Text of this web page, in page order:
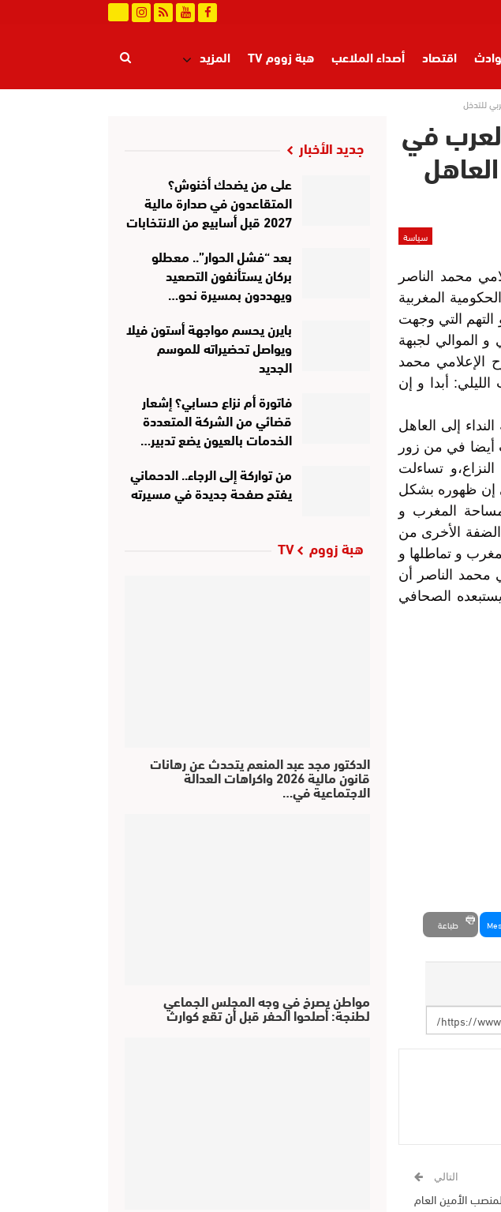
اقتصاد أصداء الملاعب هبة زووم TV المزيد
للتدخل
في
سياسة
محمد الناصر
المغربية
التي وجهت
و الموالي لجبهة
الإعلامي محمد
أبدا و إن
إلى العاهل
أيضا في من زور
تساءلت
إن ظهوره بشكل
التي تشكل 48 في المئة من مساحة المغرب و
الأخرى من
و تماطلها و
محمد الناصر أن
الصحافي
طباعة
التالي
الأمين العام
جديد الأخبار
على من يضحك أخنوش؟
المتقاعدون في صدارة مالية
2027 قبل أسابيع من الانتخابات
بعد “فشل الحوار”.. معطلو
بركان يستأنفون التصعيد
ويهددون بمسيرة نحو…
بايرن يحسم مواجهة أستون فيلا
ويواصل تحضيراته للموسم
الجديد
فاتورة أم نزاع حسابي؟ إشعار
قضائي من الشركة المتعددة
الخدمات بالعيون يضع تدبير…
من تواركة إلى الرجاء.. الدحماني
يفتح صفحة جديدة في مسيرته
هبة زووم TV
الدكتور مجد عبد المنعم يتحدث عن رهانات
قانون مالية 2026 واكراهات العدالة
الاجتماعية في…
مواطن يصرخ في وجه المجلس الجماعي
لطنجة: أصلحوا الحفر قبل أن تقع كوارث